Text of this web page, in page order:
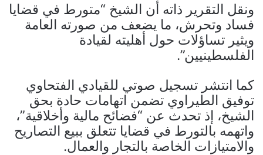
ونقل التقرير ذاته أن الشيخ “متورط في قضايا
فساد وتحرش، ما يضعف من صورته العامة
ويثير تساؤلات حول أهليته لقيادة
الفلسطينيين”.
كما انتشر تسجيل صوتي للقيادي الفتحاوي
توفيق الطيراوي تضمن اتهامات حادة بحق
الشيخ، إذ تحدث عن “فضائح مالية وأخلاقية”،
واتهمه بالتورط في قضايا تتعلق ببيع التصاريح
والامتيازات الخاصة بالتجار والعمال.